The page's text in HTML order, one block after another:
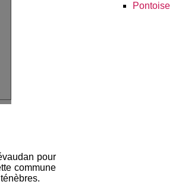
pour
commune
Pontoise